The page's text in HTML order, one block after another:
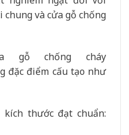
và cửa gỗ chống
gỗ chống cháy
đặc điểm cấu tạo như
thước đạt chuẩn: